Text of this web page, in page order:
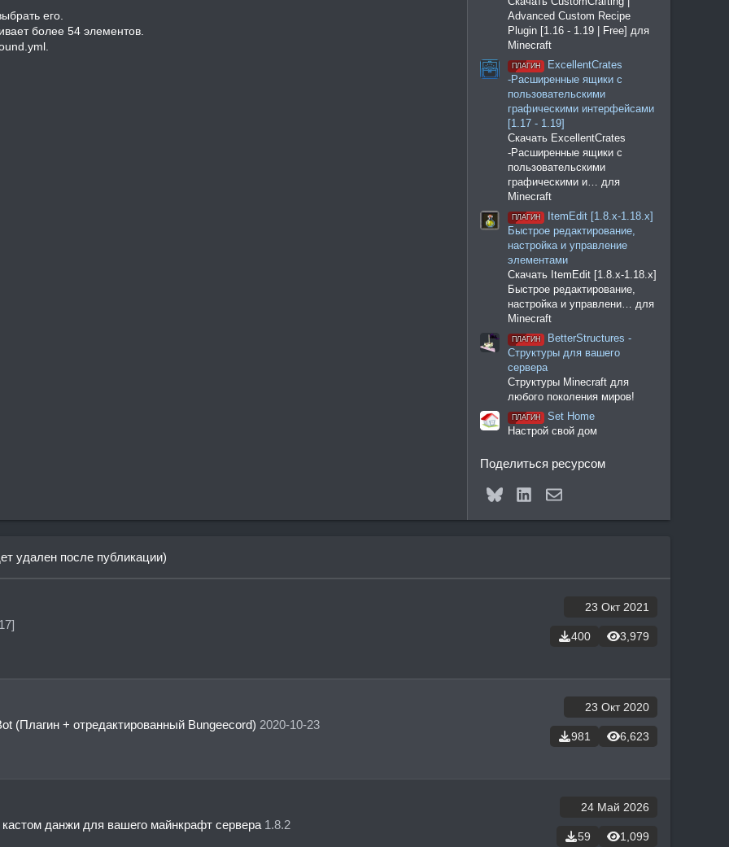
его.
более 54 элементов.
Advanced Custom Recipe
Plugin [1.16 - 1.19 | Free] для
Minecraft
ПЛАГИН
ExcellentCrates
-Расширенные ящики с
пользовательскими
графическими интерфейсами
[1.17 - 1.19]
Скачать ExcellentCrates
-Расширенные ящики с
пользовательскими
графическими и… для
Minecraft
ПЛАГИН
ItemEdit [1.8.x-1.18.x]
Быстрое редактирование,
настройка и управление
элементами
Скачать ItemEdit [1.8.x-1.18.x]
Быстрое редактирование,
настройка и управлени… для
Minecraft
ПЛАГИН
BetterStructures -
Структуры для вашего
сервера
Структуры Minecraft для
любого поколения миров!
ПЛАГИН
Set Home
Настрой свой дом
Поделиться ресурсом
Bluesky LinkedInЭлектронная почта
удален после публикации)
23 Окт 2021
400 3,979
(Плагин + отредактированный Bungeecord) 2020-10-23
23 Окт 2020
981 6,623
кастом данжи для вашего майнкрафт сервера 1.8.2
24 Май 2026
59 1,099